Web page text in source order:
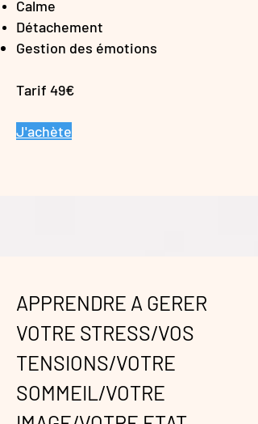
Calme
Détachement
Gestion des émotions
Tarif 49€
J'achète
APPRENDRE A GERER
VOTRE STRESS/VOS
TENSIONS/VOTRE
SOMMEIL/VOTRE